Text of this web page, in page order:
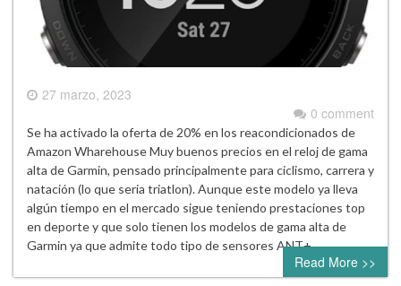
27 marzo, 2023
0 comment
Se ha activado la oferta de 20% en los reacondicionados de
Amazon Wharehouse Muy buenos precios en el reloj de gama
alta de Garmin, pensado principalmente para ciclismo, carrera y
natación (lo que seria triatlon). Aunque este modelo ya lleva
algún tiempo en el mercado sigue teniendo prestaciones top
en deporte y que solo tienen los modelos de gama alta de
Garmin ya que admite todo tipo de sensores ANT+,…
Read More >>